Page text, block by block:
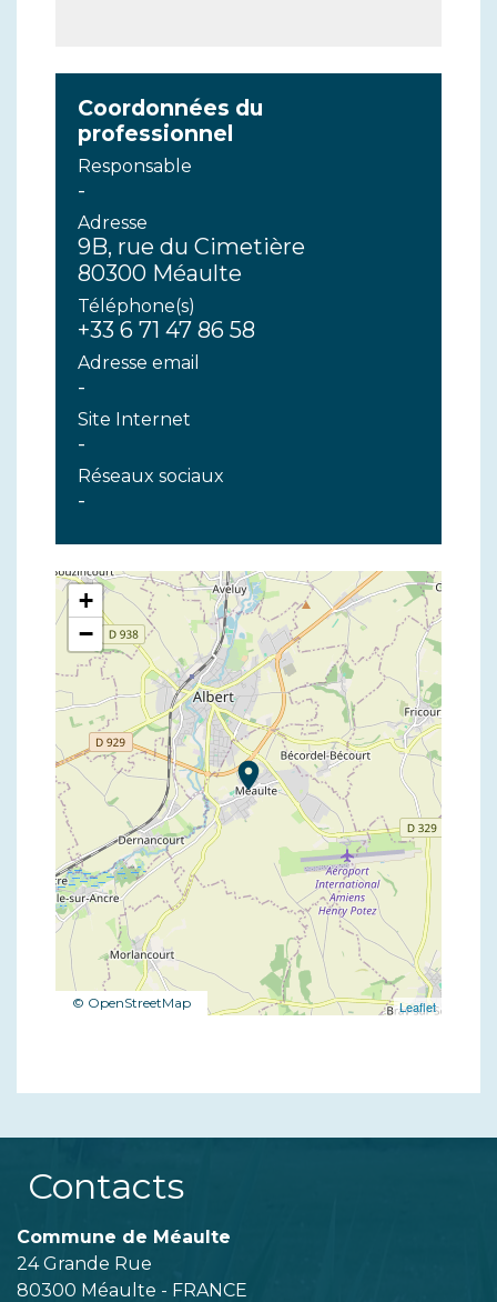
Coordonnées du
professionnel
Responsable
-
Adresse
9B, rue du Cimetière
80300 Méaulte
Téléphone(s)
+33 6 71 47 86 58
Adresse email
-
Site Internet
-
Réseaux sociaux
-
location_on
+
−
Leaflet
© OpenStreetMap
Contacts
Commune de Méaulte
24 Grande Rue
80300 Méaulte - FRANCE